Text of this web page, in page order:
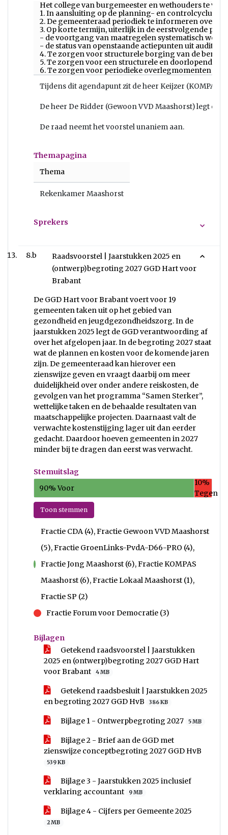
Het college van burgemeester en wethouders te
1. In aansluiting op de planning- en controlcyclus
2. De gemeenteraad periodiek te informeren over
3. Op korte termijn, uiterlijk in de eerstvolgende
- de voortgang van maatregelen systematisch
- de status van openstaande actiepunten uit audits
4. Te zorgen voor structurele borging van de
5. Te zorgen voor een structurele en doorlopende
6. Te zorgen voor periodieke overlegmomenten
Tijdens dit agendapunt zit de heer Keijzer (KOMPAS
De heer De Ridder (Gewoon VVD Maashorst) legt
De raad neemt het voorstel unaniem aan.
Themapagina
Thema
Rekenkamer Maashorst
Sprekers
8.b
Raadsvoorstel | Jaarstukken 2025 en
(ontwerp)begroting 2027 GGD Hart voor
Brabant
De GGD Hart voor Brabant voert voor 19
gemeenten taken uit op het gebied van
gezondheid en jeugdgezondheidszorg. In de
jaarstukken 2025 legt de GGD verantwoording af
over het afgelopen jaar. In de begroting 2027 staat
wat de plannen en kosten voor de komende jaren
zijn. De gemeenteraad kan hierover een
zienswijze geven en vraagt daarbij om meer
duidelijkheid over onder andere reiskosten, de
gevolgen van het programma “Samen Sterker”,
wettelijke taken en de behaalde resultaten van
maatschappelijke projecten. Daarnaast valt de
verwachte kostenstijging lager uit dan eerder
gedacht. Daardoor hoeven gemeenten in 2027
minder bij te dragen dan eerst was verwacht.
Stemuitslag
90% Voor
10%
Tegen
Toon stemmen
Fractie CDA (4), Fractie Gewoon VVD Maashorst
(5), Fractie GroenLinks-PvdA-D66-PRO (4),
Fractie Jong Maashorst (6), Fractie KOMPAS
Maashorst (6), Fractie Lokaal Maashorst (1),
Fractie SP (2)
Fractie Forum voor Democratie (3)
Bijlagen
Getekend raadsvoorstel | Jaarstukken
2025 en (ontwerp)begroting 2027 GGD Hart
voor Brabant
4 MB
Getekend raadsbesluit | Jaarstukken 2025
en begroting 2027 GGD HvB
386 KB
Bijlage 1 - Ontwerpbegroting 2027 5 MB
Bijlage 2 - Brief aan de GGD met
zienswijze conceptbegroting 2027 GGD HvB
539 KB
Bijlage 3 - Jaarstukken 2025 inclusief
verklaring accountant
9 MB
Bijlage 4 - Cijfers per Gemeente 2025
2 MB